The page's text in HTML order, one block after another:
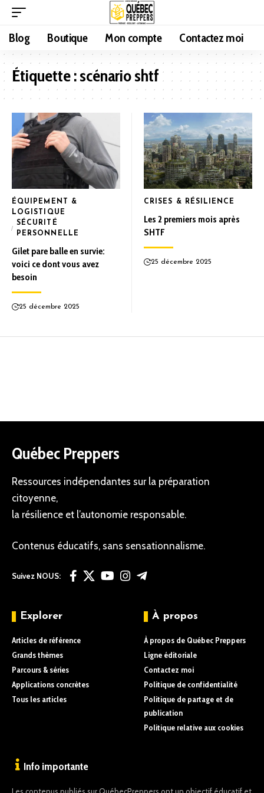
Blog Boutique Mon compte Contactez moi
Étiquette :scénario shtf
ÉQUIPEMENT &
LOGISTIQUE
SÉCURITÉ
PERSONNELLE
Gilet pare balle en survie:
voici ce dont vous avez
besoin
25 décembre 2025
CRISES & RÉSILIENCE
Les 2 premiers mois après
SHTF
25 décembre 2025
Québec Preppers
Ressources indépendantes sur la préparation
citoyenne,
la résilience et l’autonomie responsable.
Contenus éducatifs, sans sensationnalisme.
Suivez NOUS:
Explorer
Articles de référence
Grands thèmes
Parcours & séries
Applications concrètes
Tous les articles
À propos
À propos de Québec Preppers
Ligne éditoriale
Contactez moi
Politique de confidentialité
Politique de partage et de
publication
Politique relative aux cookies
Info importante